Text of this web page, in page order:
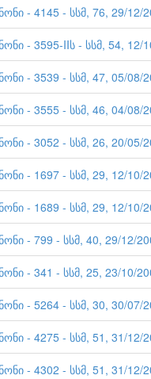
- 4145 - სსმ, 76, 29/12/
- 3595-IIს - სსმ, 54, 12/
- 3539 - სსმ, 47, 05/08/
- 3555 - სსმ, 46, 04/08/
- 3052 - სსმ, 26, 20/05/
- 1697 - სსმ, 29, 12/10/
- 1689 - სსმ, 29, 12/10/
- 799 - სსმ, 40, 29/12/
- 341 - სსმ, 25, 23/10/
- 5264 - სსმ, 30, 30/
- 4275 - სსმ, 51, 31/12/
- 4302 - სსმ, 51, 31/12/